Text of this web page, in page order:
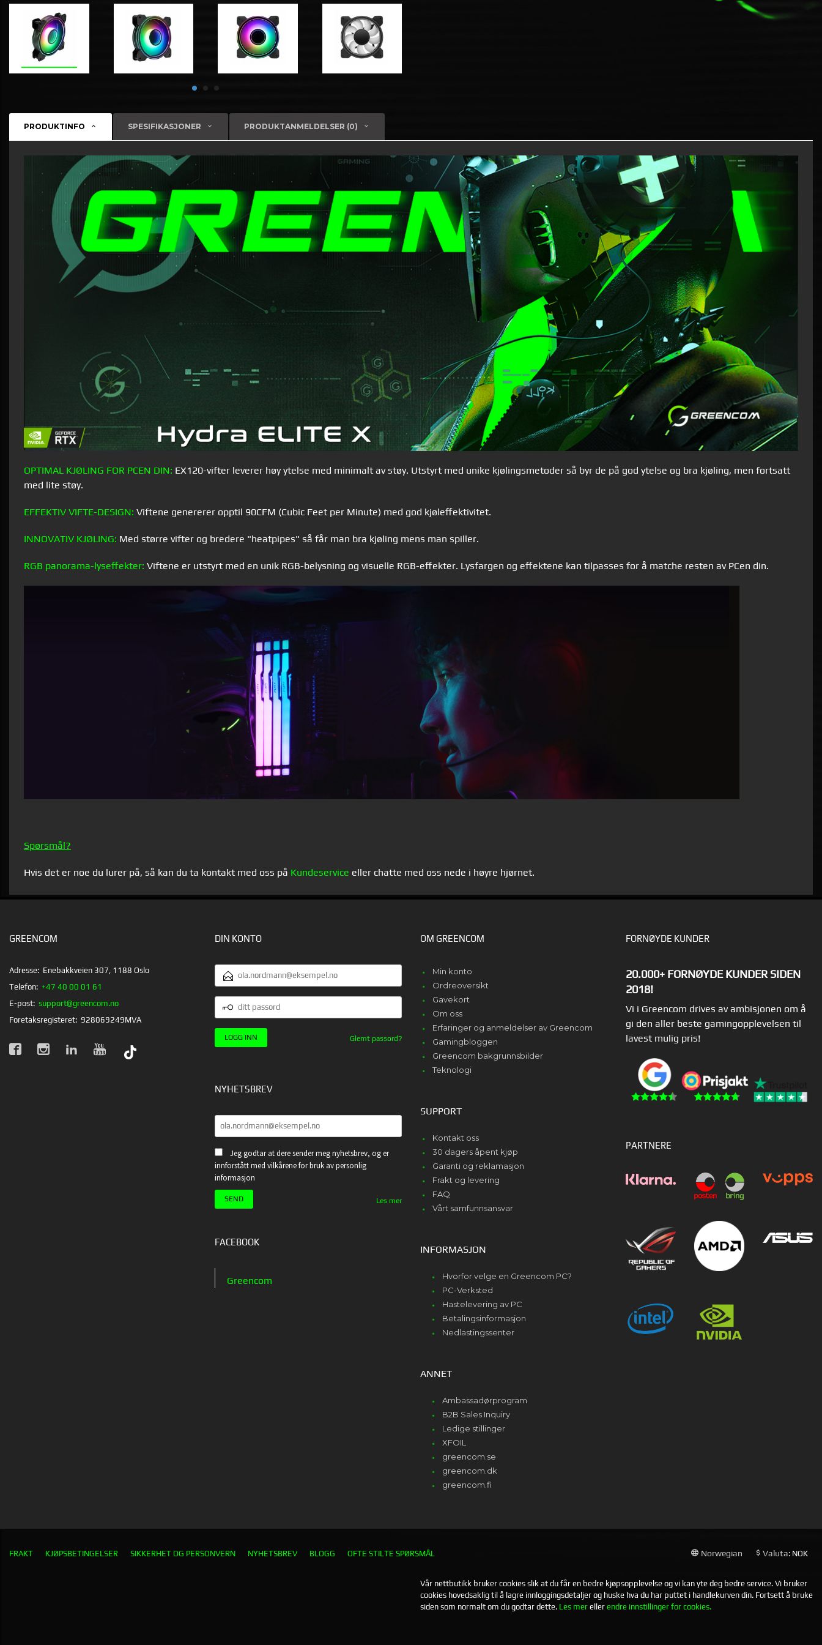
PRODUKTINFO SPESIFIKASJONER PRODUKTANMELDELSER (0)
OPTIMAL KJØLING FOR PCEN DIN: EX120-vifter leverer høy ytelse med minimalt av støy. Utstyrt med unike kjølingsmetoder så byr de på god ytelse og bra kjøling, men fortsatt
med lite støy.
EFFEKTIV VIFTE-DESIGN: Viftene genererer opptil 90CFM (Cubic Feet per Minute) med god kjøleffektivitet.
INNOVATIV KJØLING: Med større vifter og bredere "heatpipes" så får man bra kjøling mens man spiller.
RGB panorama-lyseffekter: Viftene er utstyrt med en unik RGB-belysning og visuelle RGB-effekter. Lysfargen og effektene kan tilpasses for å matche resten av PCen din.
Spørsmål?
Hvis det er noe du lurer på, så kan du ta kontakt med oss på Kundeservice eller chatte med oss nede i høyre hjørnet.
GREENCOM
Adresse: Enebakkveien 307, 1188 Oslo
Telefon: +47 40 00 01 61
E-post: support@greencom.no
Foretaksregisteret: 928069249MVA
DIN KONTO
POSTADRESSE
PASSORD
Glemt passord?
NYHETSBREV
Jeg godtar at dere sender meg nyhetsbrev, og er
innforstått med vilkårene for bruk av personlig
informasjon
Les mer
FACEBOOK
Greencom
OM GREENCOM
Min konto
Ordreoversikt
Gavekort
Om oss
Erfaringer og anmeldelser av Greencom
Gamingbloggen
Greencom bakgrunnsbilder
Teknologi
SUPPORT
Kontakt oss
30 dagers åpent kjøp
Garanti og reklamasjon
Frakt og levering
FAQ
Vårt samfunnsansvar
INFORMASJON
Hvorfor velge en Greencom PC?
PC-Verksted
Hastelevering av PC
Betalingsinformasjon
Nedlastingssenter
ANNET
Ambassadørprogram
B2B Sales Inquiry
Ledige stillinger
XFOIL
greencom.se
greencom.dk
greencom.fi
FORNØYDE KUNDER
20.000+ FORNØYDE KUNDER SIDEN
2018!
Vi i Greencom drives av ambisjonen om å
gi den aller beste gamingopplevelsen til
lavest mulig pris!
PARTNERE
Norwegian Valuta: NOK
FRAKT KJØPSBETINGELSER SIKKERHET OG PERSONVERN NYHETSBREV BLOGG OFTE STILTE SPØRSMÅL
Vår nettbutikk bruker cookies slik at du får en bedre kjøpsopplevelse og vi kan yte deg bedre service. Vi bruker
cookies hovedsaklig til å lagre innloggingsdetaljer og huske hva du har puttet i handlekurven din. Fortsett å bruke
siden som normalt om du godtar dette. Les mer eller endre innstillinger for cookies.